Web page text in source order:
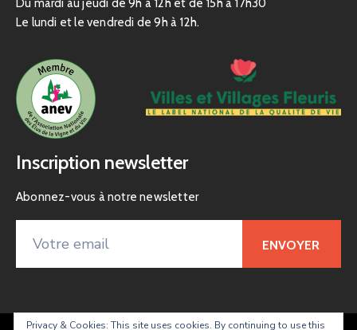
Du mardi au jeudi de 9h à 12h et de 15h à 17h30
Le lundi et le vendredi de 9h à 12h.
Inscription newsletter
Abonnez-vous à notre newsletter
Privacy & Cookies: This site uses cookies. By continuing to use this